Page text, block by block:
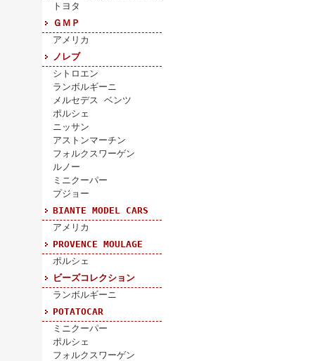
トヨタ
ＧＭＰ
アメリカ
ノレブ
シトロエン
ランボルギーニ
メルセデス ベンツ
ポルシェ
ニッサン
アストンマーチン
フォルクスワーゲン
ルノー
ミニクーパー
プジョー
BIANTE MODEL CARS
アメリカ
PROVENCE MOULAGE
ポルシェ
ビーズコレクション
ランボルギーニ
POTATOCAR
ミニクーパー
ポルシェ
フォルクスワーゲン